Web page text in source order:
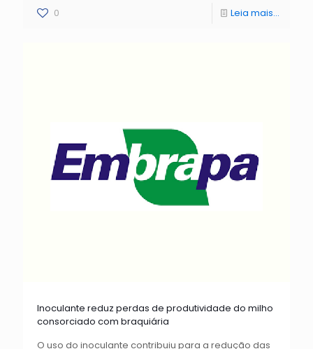
0 Leia mais...
Inoculante reduz perdas de produtividade do milho
consorciado com braquiária
O uso do inoculante contribuiu para a redução das